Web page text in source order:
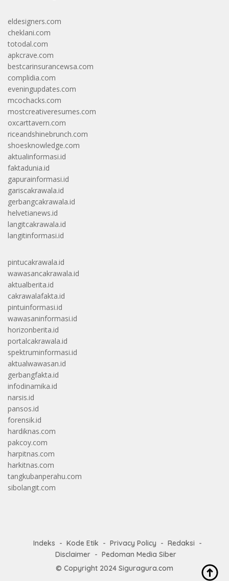
eldesigners.com
cheklani.com
totodal.com
apkcrave.com
bestcarinsurancewsa.com
complidia.com
eveningupdates.com
mcochacks.com
mostcreativeresumes.com
oxcarttavern.com
riceandshinebrunch.com
shoesknowledge.com
aktualinformasi.id
faktadunia.id
gapurainformasi.id
gariscakrawala.id
gerbangcakrawala.id
helvetianews.id
langitcakrawala.id
langitinformasi.id
pintucakrawala.id
wawasancakrawala.id
aktualberita.id
cakrawalafakta.id
pintuinformasi.id
wawasaninformasi.id
horizonberita.id
portalcakrawala.id
spektruminformasi.id
aktualwawasan.id
gerbangfakta.id
infodinamika.id
narsis.id
pansos.id
forensik.id
hardiknas.com
pakcoy.com
harpitnas.com
harkitnas.com
tangkubanperahu.com
sibolangit.com
Indeks Kode Etik Privacy Policy
Redaksi
Disclaimer
Pedoman Media Siber
© Copyright 2024 Siguragura.com